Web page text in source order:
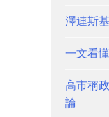
澤連斯
一文看
高市稱
論